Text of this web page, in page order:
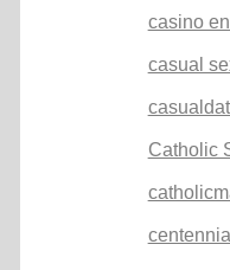
casino
casual
Catholic